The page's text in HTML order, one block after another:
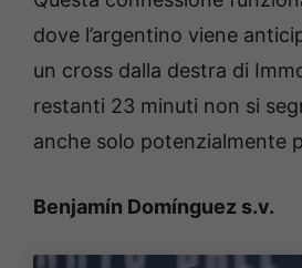
dove l’argentino viene
un cross dalla destra di
restanti 23 minuti non si
anche solo potenzialmente
Benjamín Domínguez s.v.